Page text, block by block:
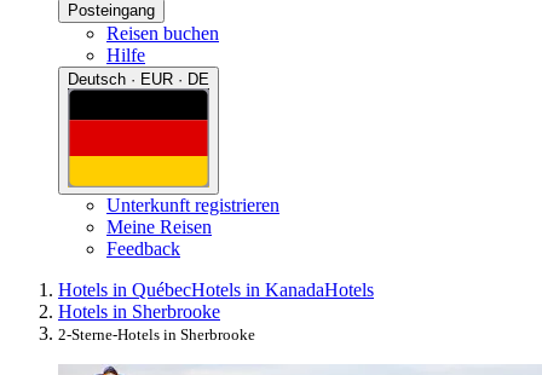
Posteingang
Reisen buchen
Hilfe
Deutsch · EUR · DE
Unterkunft registrieren
Meine Reisen
Feedback
Hotels in QuébecHotels in KanadaHotels
Hotels in Sherbrooke
2-Sterne-Hotels in Sherbrooke